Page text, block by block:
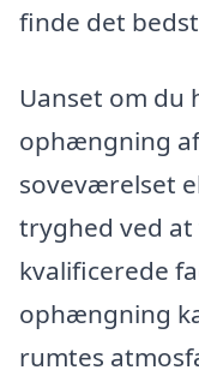
finde det
Uanset om
ophængning
soveværelset
tryghed ved
kvalificerede
ophængning
rumtes